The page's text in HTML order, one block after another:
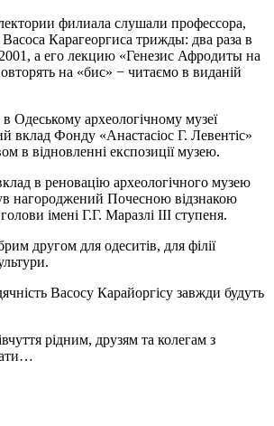
филиала слушали профессора,
Карагеоргиса трижды: два раза в
а его лекцию «Генезис Афродиты на
на «бис» − читаємо в виданій
Одеському археологічному музеї
вклад Фонду «Анастасіос Г. Левентіс»
в відновленні експозиції музею.
в реновацію археологічного музею
нагороджений Почесною відзнакою
імені Г.Г. Маразлі ІІІ ступеня.
другом для одеситів, для філії
Васосу Карайоргісу завжди будуть
рідним, друзям та колегам з